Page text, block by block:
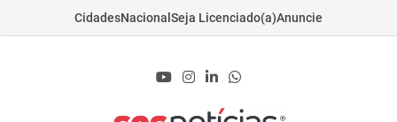
CidadesNacional Seja Licenciado(a)Anuncie